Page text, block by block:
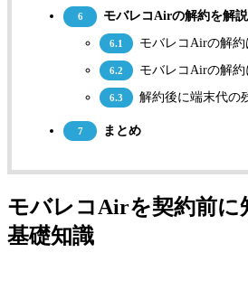
6 モバレコAirの解約を解説
6.1 モバレコAirの解
6.2 モバレコAirの解
6.3 解約後に端末代の
7 まとめ
モバレコAirを契約前に
基礎知識